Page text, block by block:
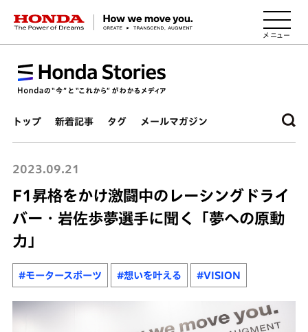
HONDA The Power of Dreams
トップ 新着記事 タグ メールマガジン
2023.09.21
F1昇格をかけ激闘中のレーシングドライ
バー・岩佐歩夢選手に聞く「夢への原動
力」
#モータースポーツ #想いを叶える #VISION